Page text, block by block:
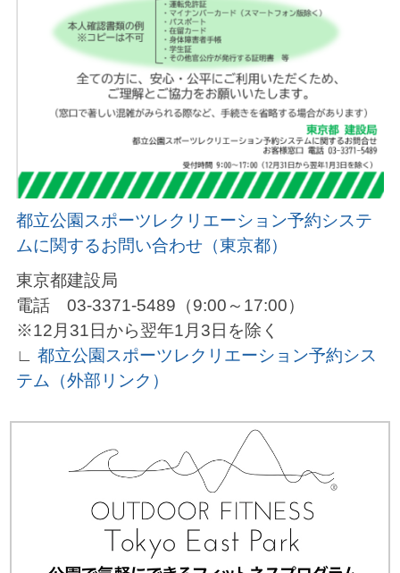
都立公園スポーツレクリエーション予約システ
ムに関するお問い合わせ（東京都）
東京都建設局
電話 03-3371-5489（9:00～17:00）
※12月31日から翌年1月3日を除く
∟ 都立公園スポーツレクリエーション予約シス
テム（外部リンク）